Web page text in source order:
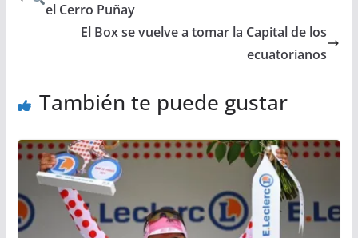
el Cerro Puñay
El Box se vuelve a tomar la Capital de los
ecuatorianos
También te puede gustar